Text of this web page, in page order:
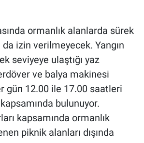
ormanlık alanlarda sürek
da izin verilmeyecek. Yangın
seviyeye ulaştığı yaz
ve balya makinesi
gün 12.00 ile 17.00 saatleri
bulunuyor.
kapsamında ormanlık
piknik alanları dışında